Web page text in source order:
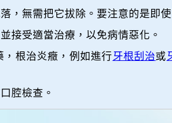
，無需把它拔除。要注意的是即
接受適當治療，以免病情惡化。
根治炎癥，例如進行牙根刮治或
腔檢查。